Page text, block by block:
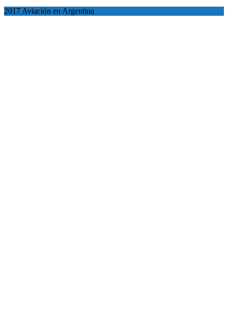
2017 Aviación en Argentina